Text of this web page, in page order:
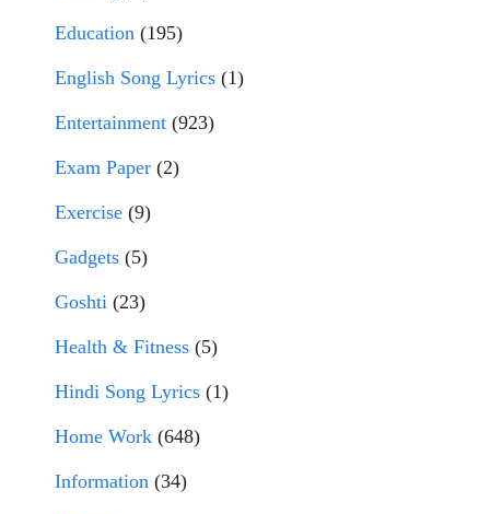
Education (195)
English Song Lyrics (1)
Entertainment (923)
Exam Paper (2)
Exercise (9)
Gadgets (5)
Goshti (23)
Health & Fitness (5)
Hindi Song Lyrics (1)
Home Work (648)
Information (34)